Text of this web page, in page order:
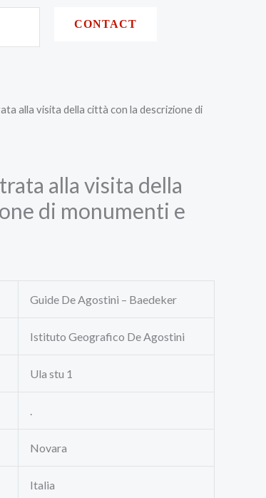
CONTACT
alla visita della città con la descrizione di
alla visita della
di monumenti e
Guide De Agostini – Baedeker
Istituto Geografico De Agostini
Ula stu 1
Novara
Italia